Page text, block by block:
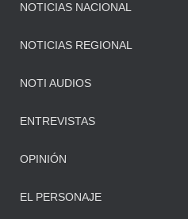
NOTICIAS NACIONAL
NOTICIAS REGIONAL
NOTI AUDIOS
ENTREVISTAS
OPINIÓN
EL PERSONAJE